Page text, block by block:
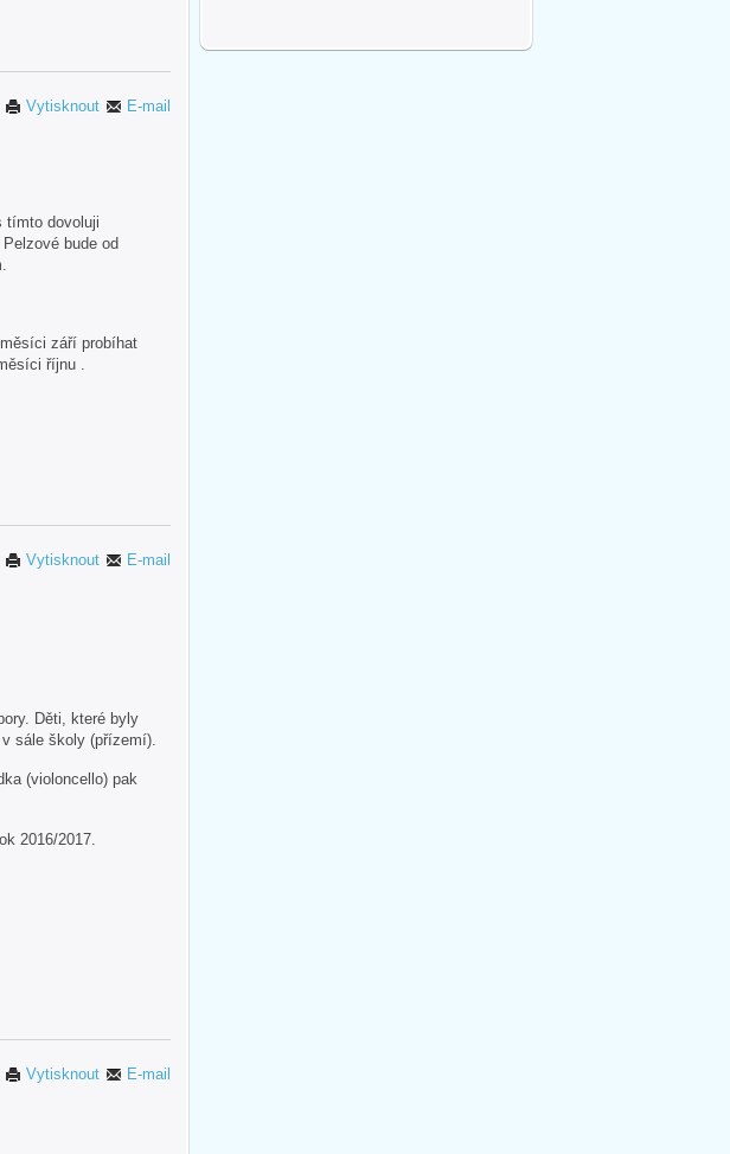
E-mail
Vytisknout
tímto dovoluji
bude od
září probíhat
říjnu .
E-mail
Vytisknout
Děti, které byly
sále školy (přízemí).
(violoncello) pak
2016/2017.
E-mail
Vytisknout